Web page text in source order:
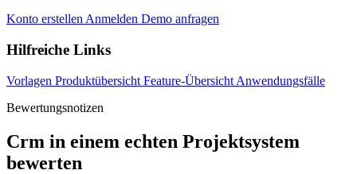
Konto erstellenAnmelden Demo anfragen
Hilfreiche Links
Vorlagen Produktübersicht Feature-Übersicht Anwendungsfälle
Bewertungsnotizen
Crm in einem echten Projektsystem
bewerten